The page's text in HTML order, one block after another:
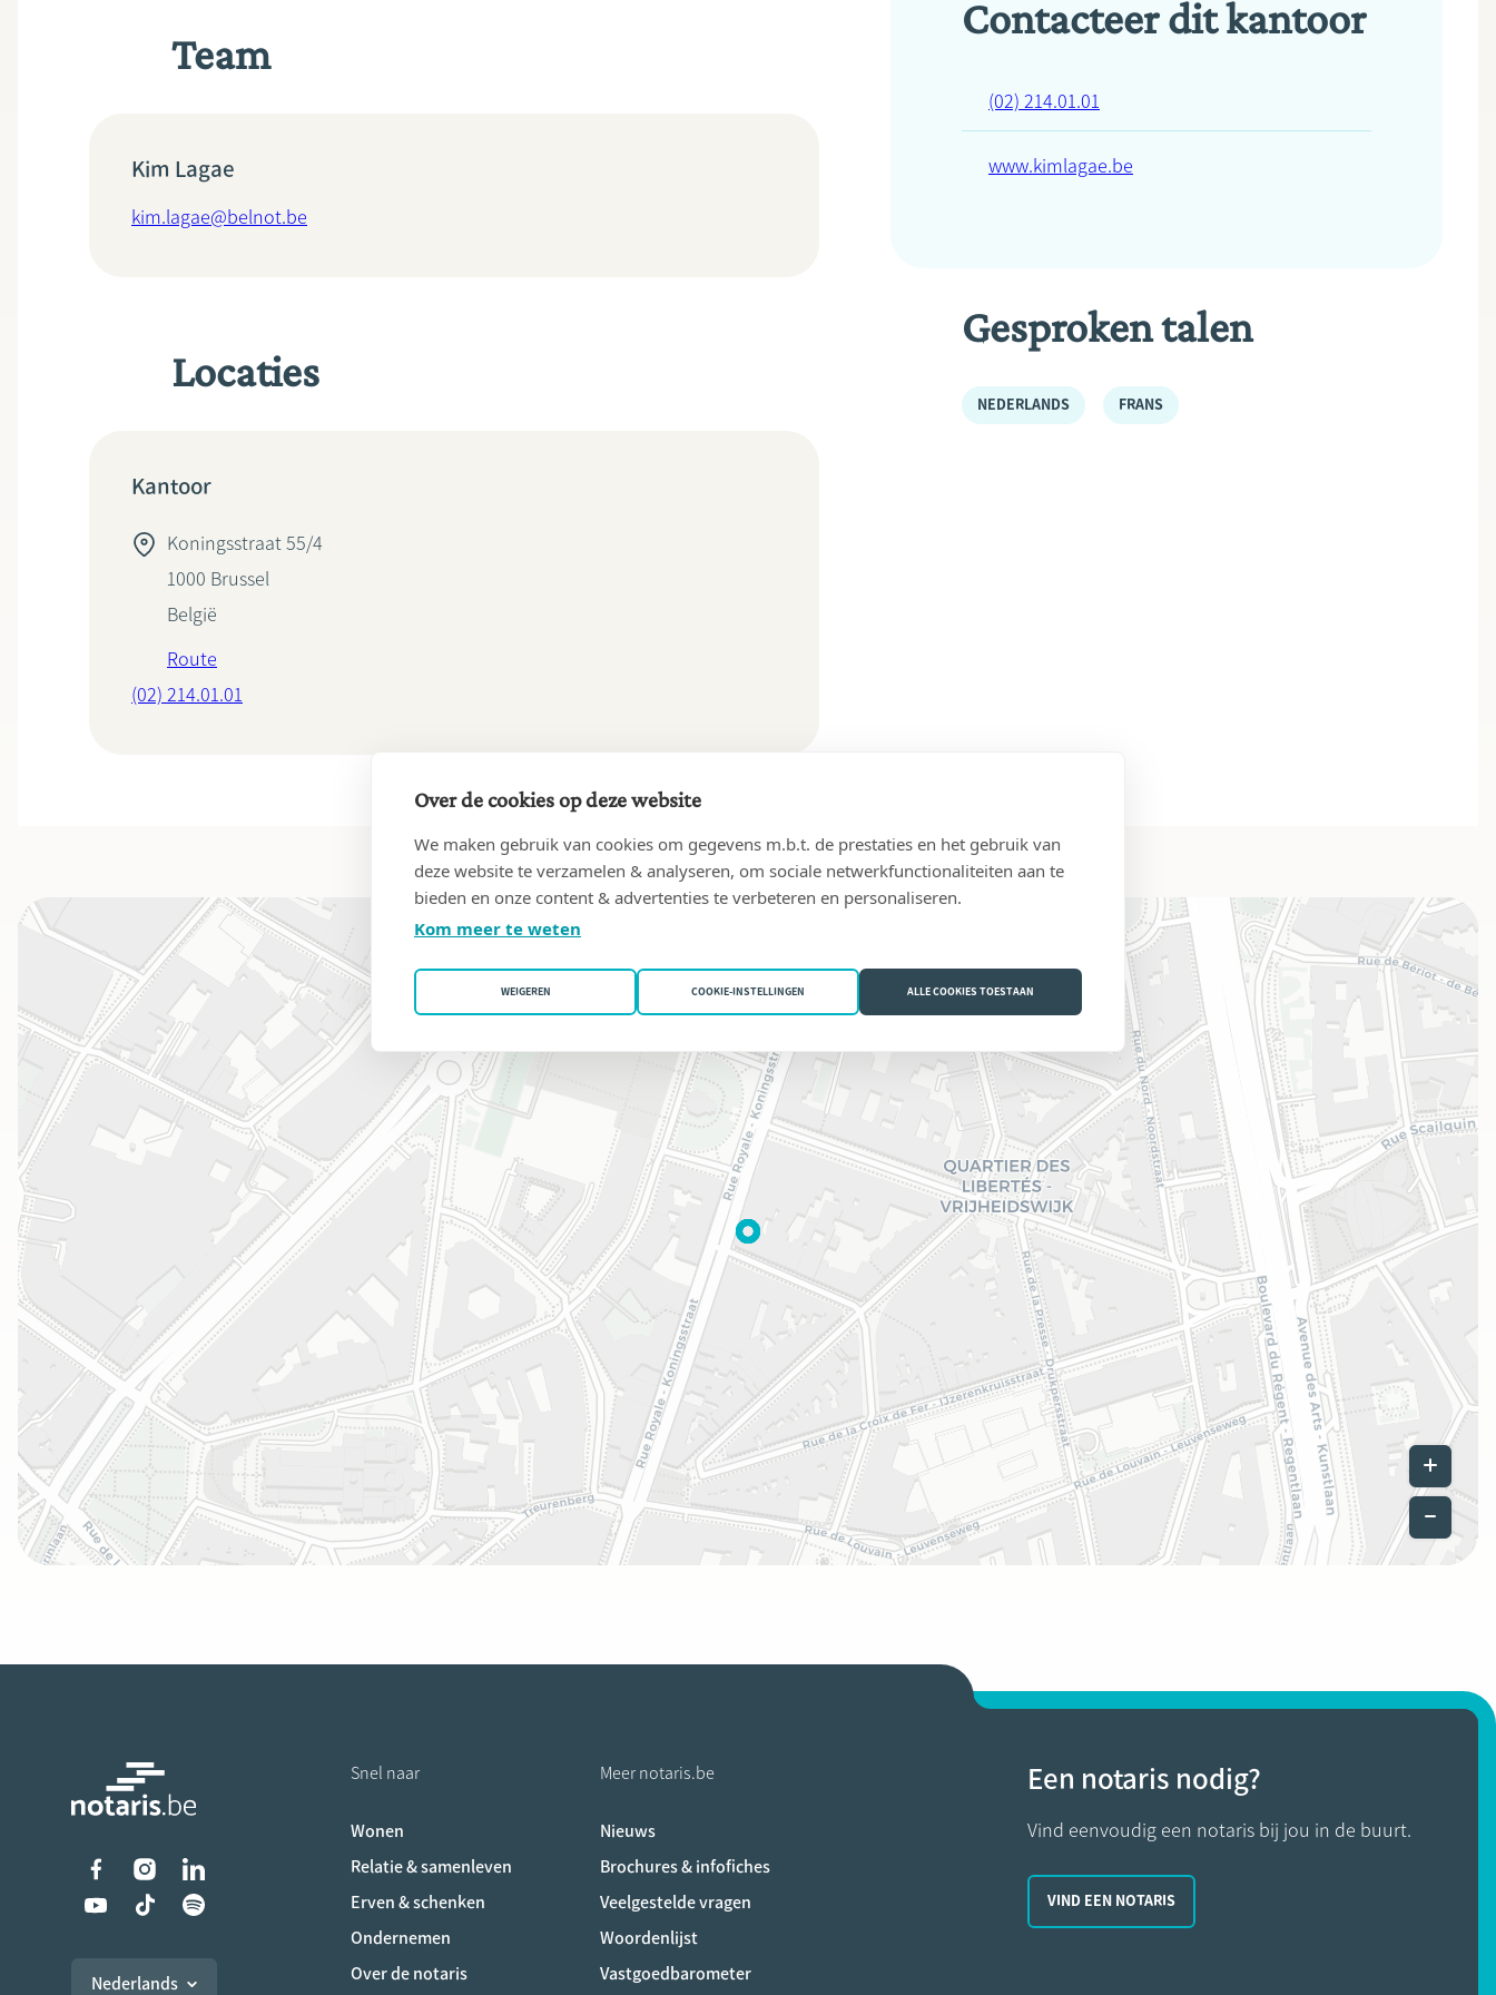
Team
Kim Lagae
kim.lagae@belnot.be
Locaties
Kantoor
Koningsstraat 55/4
1000 Brussel
België
Route
(02) 214.01.01
Contacteer dit kantoor
(02) 214.01.01
www.kimlagae.be
Gesproken talen
NEDERLANDS FRANS
Leaflet
Liens vers les réseaux sociaux
Nederlands
Snel naar
Wonen
Relatie & samenleven
Erven & schenken
Ondernemen
Over de notaris
Meer notaris.be
Nieuws
Brochures & infofiches
Veelgestelde vragen
Woordenlijst
Vastgoedbarometer
Een notaris nodig?
Vind eenvoudig een notaris bij jou in de buurt.
VIND EEN NOTARIS
Over de cookies op deze website
We maken gebruik van cookies om gegevens m.b.t. de prestaties en het gebruik van
deze website te verzamelen & analyseren, om sociale netwerkfunctionaliteiten aan te
bieden en onze content & advertenties te verbeteren en personaliseren.
Kom meer te weten
WEIGEREN COOKIE-INSTELLINGEN ALLE COOKIES TOESTAAN